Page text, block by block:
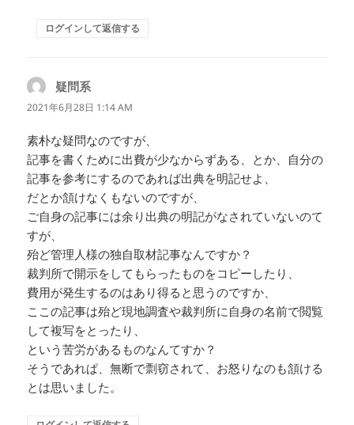
ログインして返信する
疑問系よ
り:
2021年6月28日 1:14 AM
素朴な疑問なのですが、
記事を書くために出費が少なからずある、とか、自分の
記事を参考にするのであれば出典を明記せよ、
だとか頷けなくもないのですが、
ご自身の記事には余り出典の明記がなされていないのて
すが、
殆ど管理人様の独自取材記事なんですか？
裁判所で開示をしてもらったものをコピーしたり、
費用が発生するのはあり得ると思うのですか、
ここの記事は殆ど現地調査や裁判所に自身の名前で閲覧
して複写をとったり、
という苦労があるものなんてすか？
そうであれぱ、無断で剽窃されて、お怒りなのも頷ける
とは思いました。